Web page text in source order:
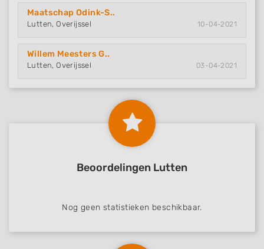
Maatschap Odink-S..
Lutten, Overijssel 10-04-2021
Willem Meesters G..
Lutten, Overijssel 03-04-2021
Beoordelingen Lutten
Nog geen statistieken beschikbaar.